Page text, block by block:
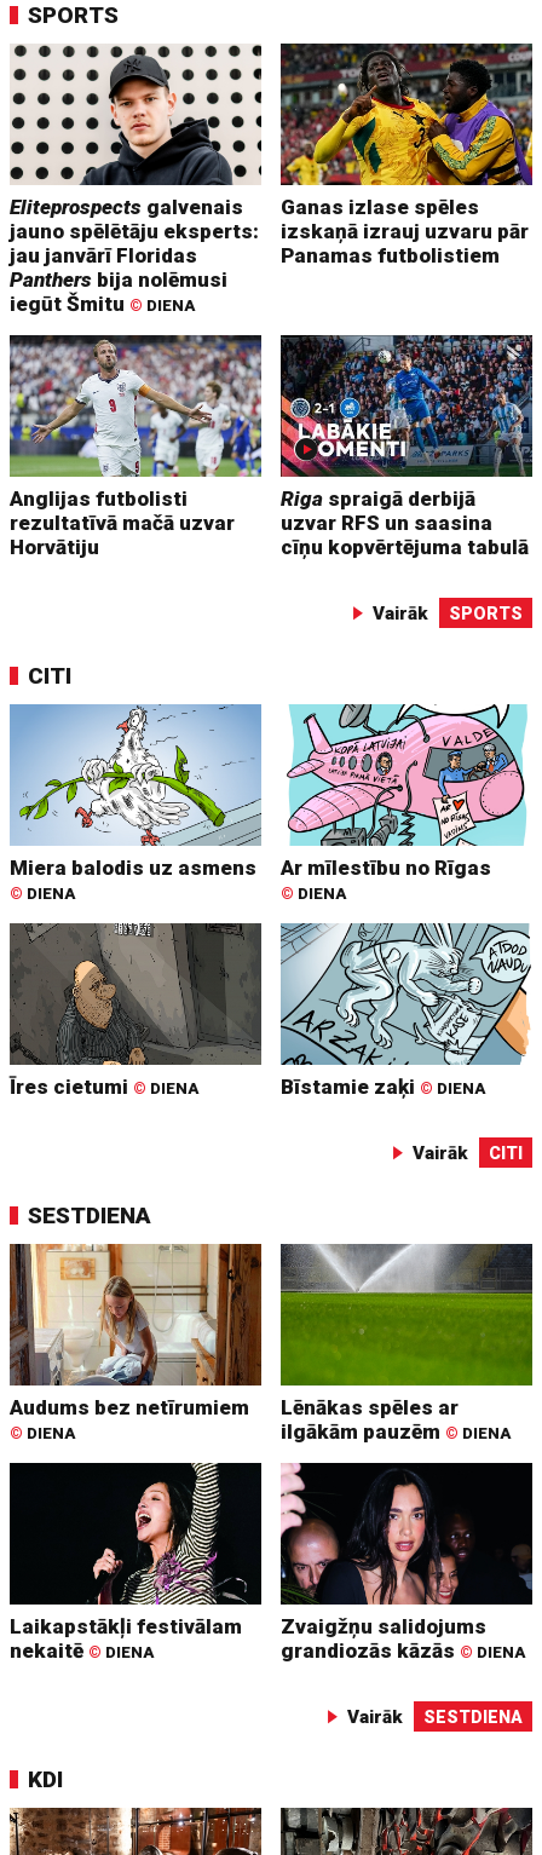
SPORTS
Eliteprospects galvenais
jauno spēlētāju eksperts:
jau janvārī Floridas
Panthers bija nolēmusi
iegūt Šmitu © DIENA
Ganas izlase spēles
izskaņā izrauj uzvaru pār
Panamas futbolistiem
Anglijas futbolisti
rezultatīvā mačā uzvar
Horvātiju
Riga spraigā derbijā
uzvar RFS un saasina
cīņu kopvērtējuma tabulā
Vairāk SPORTS
CITI
Miera balodis uz asmens
© DIENA
Ar mīlestību no Rīgas
© DIENA
Īres cietumi © DIENA Bīstamie zaķi © DIENA
Vairāk CITI
SESTDIENA
Audums bez netīrumiem
© DIENA
Lēnākas spēles ar
ilgākām pauzēm © DIENA
Laikapstākļi festivālam
nekaitē © DIENA
Zvaigžņu salidojums
grandiozās kāzās © DIENA
Vairāk SESTDIENA
KDI